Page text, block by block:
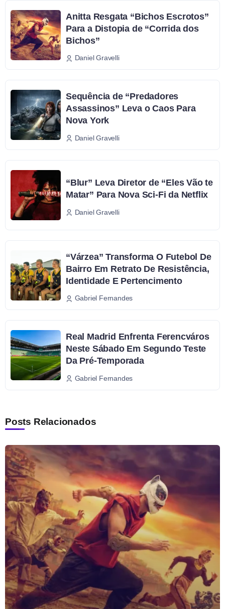
Anitta Resgata “Bichos Escrotos”
Para a Distopia de “Corrida dos
Bichos”
Daniel Gravelli
Sequência de “Predadores
Assassinos” Leva o Caos Para
Nova York
Daniel Gravelli
“Blur” Leva Diretor de “Eles Vão te
Matar” Para Nova Sci-Fi da Netflix
Daniel Gravelli
“Várzea” Transforma O Futebol De
Bairro Em Retrato De Resistência,
Identidade E Pertencimento
Gabriel Fernandes
Real Madrid Enfrenta Ferencváros
Neste Sábado Em Segundo Teste
Da Pré-Temporada
Gabriel Fernandes
Posts Relacionados